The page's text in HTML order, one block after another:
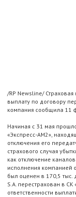
/RP Newsline/
выплату по договору
компания сообщила 11
Начиная с 31 мая
«Экспресс-АМ2»,
отключения его
страхового случая
как отключение
исполнения компанией
был оценен в 170,5
S.A. перестрахован в
ответственности